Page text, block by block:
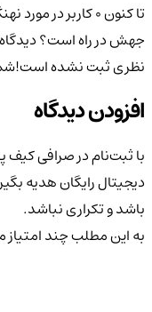
تا کنون 0 کاربر در مورد
جهش در راه است؟دیدگاه
نظری ثبت نشده است!
افزودن دیدگاه
با ثبت‌نام در صرافی کیف
باشد و تکراری نباشد.
به این مطلب چند امتیاز